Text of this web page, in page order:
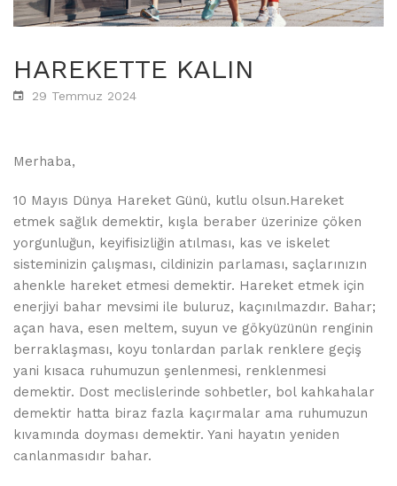
HAREKETTE KALIN
29 Temmuz 2024
Merhaba,
10 Mayıs Dünya Hareket Günü, kutlu olsun.Hareket
etmek sağlık demektir, kışla beraber üzerinize çöken
yorgunluğun, keyifisizliğin atılması, kas ve iskelet
sisteminizin çalışması, cildinizin parlaması, saçlarınızın
ahenkle hareket etmesi demektir. Hareket etmek için
enerjiyi bahar mevsimi ile buluruz, kaçınılmazdır. Bahar;
açan hava, esen meltem, suyun ve gökyüzünün renginin
berraklaşması, koyu tonlardan parlak renklere geçiş
yani kısaca ruhumuzun şenlenmesi, renklenmesi
demektir. Dost meclislerinde sohbetler, bol kahkahalar
demektir hatta biraz fazla kaçırmalar ama ruhumuzun
kıvamında doyması demektir. Yani hayatın yeniden
canlanmasıdır bahar.